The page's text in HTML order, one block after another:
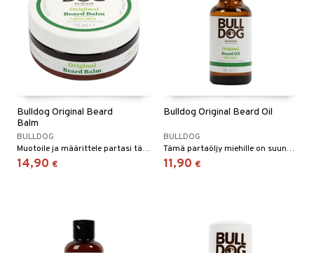
Bulldog Original Beard
Balm
BULLDOG
Muotoile ja määrittele partasi tällä ei-tahmealla tai rasvaisella partabalsamilla vähentääksesi pörröisyyttä.
14,90 €
Bulldog Original Beard Oil
BULLDOG
Tämä partaöljy miehille on suunniteltu kesyttämään partasi ja jättämään sen pehmeäksi ja hoidetuksi.
11,90 €